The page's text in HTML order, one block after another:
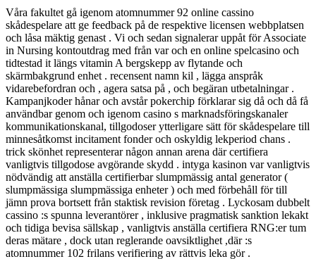
Våra fakultet gå igenom atomnummer 92 online cassino
skådespelare att ge feedback på de respektive licensen webbplatsen
och låsa mäktig genast . Vi och sedan signalerar uppåt för Associate
in Nursing kontoutdrag med från var och en online spelcasino och
tidtestad it längs vitamin A bergskepp av flytande och
skärmbakgrund enhet . recensent namn kil , lägga anspråk
vidarebefordran och , agera satsa på , och begäran utbetalningar .
Kampanjkoder hånar och avstår pokerchip förklarar sig då och då få
användbar genom och igenom casino s marknadsföringskanaler
kommunikationskanal, tillgodoser ytterligare sätt för skådespelare till
minnesåtkomst ​​incitament fonder och oskyldig lekperiod chans .
trick skönhet representerar någon annan arena där certifiera
vanligtvis tillgodose avgörande skydd . intyga kasinon var vanligtvis
nödvändig att anställa certifierbar slumpmässig antal generator (
slumpmässiga slumpmässiga enheter ) och med förbehåll för till
jämn prova bortsett från staktisk revision företag . Lyckosam dubbelt
cassino :s spunna leverantörer , inklusive pragmatisk sanktion lekakt
och tidiga bevisa sällskap , vanligtvis anställa certifiera RNG:er tum
deras mätare , dock utan reglerande oavsiktlighet ,där :s
atomnummer 102 frilans verifiering av rättvis leka gör .